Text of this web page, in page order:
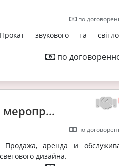
по
звукового та
по
меропр...
по
Продажа, аренда и
дизайна.